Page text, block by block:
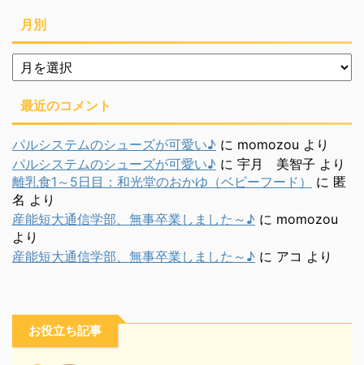
月別
月
別
最近のコメント
パルシステムのシューズが可愛い♪ に momozou より
パルシステムのシューズが可愛い♪ に 宇月 美智子 より
離乳食1～5日目：和光堂のおかゆ（ベビーフード）
に 匿
名 より
産能短大通信学部、無事卒業しました～♪ に momozou
より
産能短大通信学部、無事卒業しました～♪ に アコ より
お役立ち記事